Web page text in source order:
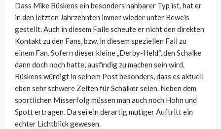
Dass Mike Büskens ein besonders nahbarer Typ ist, hat er
in den letzten Jahrzehnten immer wieder unter Beweis
gestellt. Auch in diesem Falle scheute er nicht den direkten
Kontakt zu den Fans, bzw. in diesem speziellen Fall zu
einem Fan. Sofern dieser kleine „Derby-Held“, den Schalke
dann doch noch hatte, ausfindig zu machen sein wird.
Büskens würdigt in seinem Post besonders, dass es aktuell
eben sehr schwere Zeiten für Schalker seien. Neben dem
sportlichen Misserfolg müssen man auch noch Hohn und
Spott ertragen. Da sei ein derartig mutiger Auftritt ein
echter Lichtblick gewesen.